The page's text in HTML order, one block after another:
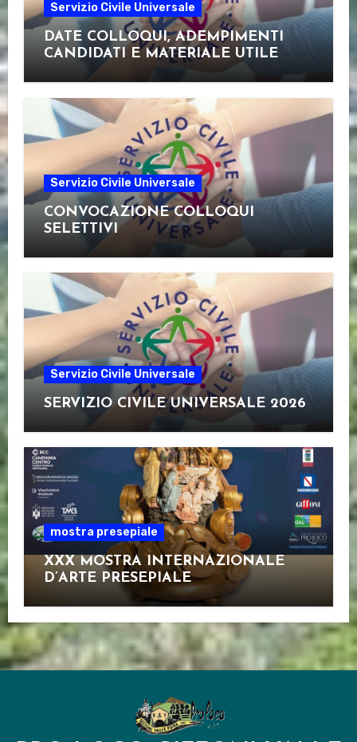
Servizio Civile Universale
DATE COLLOQUI, ADEMPIMENTI
CANDIDATI E MATERIALE UTILE
Servizio Civile Universale
CONVOCAZIONE COLLOQUI
SELETTIVI
Servizio Civile Universale
SERVIZIO CIVILE UNIVERSALE 2026
mostra presepiale
XXX MOSTRA INTERNAZIONALE
D’ARTE PRESEPIALE